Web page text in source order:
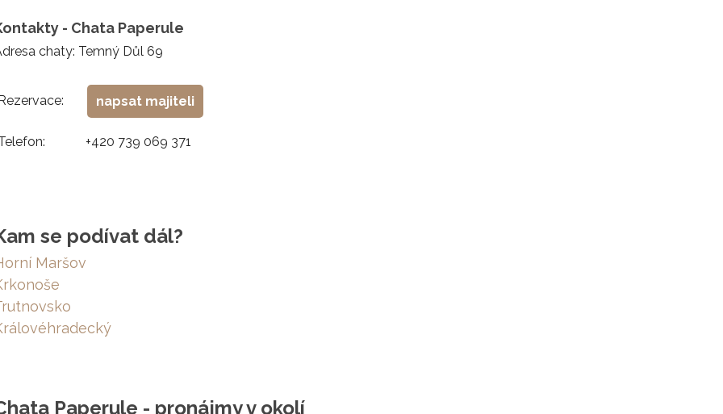
- Chata Paperule
chaty: Temný Důl 69
napsat majiteli
+420 739 069 371
se podívat dál?
Maršov
Paperule - pronájmy v okolí